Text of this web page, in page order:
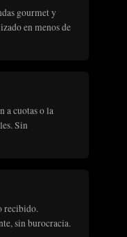
gourmet y
en menos de
a cuotas o la
Sin
recibido.
sin burocracia.